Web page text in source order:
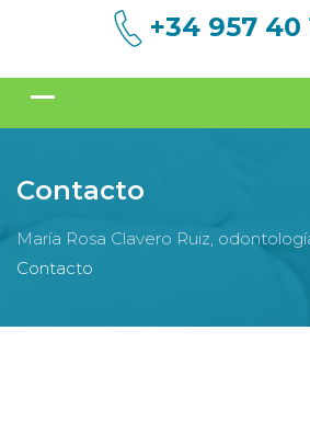
+34 957 40
Contacto
María Rosa Clavero Ruiz,
Contacto